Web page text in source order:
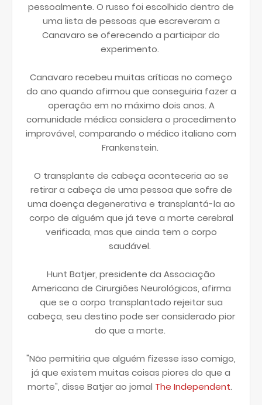
pessoalmente. O russo foi escolhido dentro de
uma lista de pessoas que escreveram a
Canavaro se oferecendo a participar do
experimento.
Canavaro recebeu muitas críticas no começo
do ano quando afirmou que conseguiria fazer a
operação em no máximo dois anos. A
comunidade médica considera o procedimento
improvável, comparando o médico italiano com
Frankenstein.
O transplante de cabeça aconteceria ao se
retirar a cabeça de uma pessoa que sofre de
uma doença degenerativa e transplantá-la ao
corpo de alguém que já teve a morte cerebral
verificada, mas que ainda tem o corpo
saudável.
Hunt Batjer, presidente da Associação
Americana de Cirurgiões Neurológicos, afirma
que se o corpo transplantado rejeitar sua
cabeça, seu destino pode ser considerado pior
do que a morte.
"Não permitiria que alguém fizesse isso comigo,
já que existem muitas coisas piores do que a
morte", disse Batjer ao jornal The Independent.